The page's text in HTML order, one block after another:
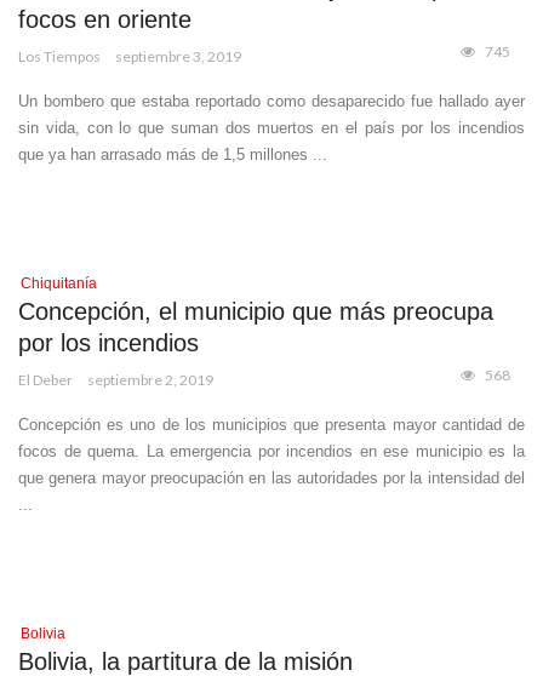
focos en oriente
Los Tiempos septiembre 3, 2019 745
Un bombero que estaba reportado como desaparecido fue hallado ayer
sin vida, con lo que suman dos muertos en el país por los incendios
que ya han arrasado más de 1,5 millones ...
Chiquitanía
Concepción, el municipio que más preocupa
por los incendios
El Deber septiembre 2, 2019 568
Concepción es uno de los municipios que presenta mayor cantidad de
focos de quema. La emergencia por incendios en ese municipio es la
que genera mayor preocupación en las autoridades por la intensidad del
Bolivia
Bolivia, la partitura de la misión